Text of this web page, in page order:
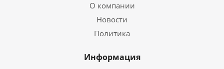
О компании
Новости
Политика
Информация